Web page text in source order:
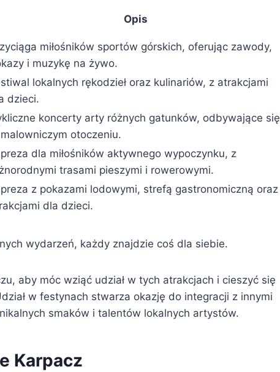
Opis
miłośników sportów górskich, oferując zawody,
i muzykę na żywo.
lokalnych rękodzieł oraz kulinariów, z atrakcjami
dzieci.
koncerty arty różnych gatunków, odbywające się
otoczeniu.
dla miłośników aktywnego wypoczynku, z
trasami pieszymi i rowerowymi.
z pokazami lodowymi, strefą gastronomiczną oraz
dla dzieci.
wydarzeń, każdy znajdzie coś dla siebie.
aby móc wziąć udział w tych atrakcjach i cieszyć się
w festynach stwarza okazję do integracji z innymi
smaków i talentów lokalnych artystów.
Karpacz